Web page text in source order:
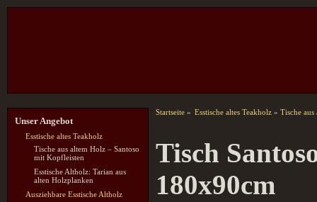
Unser Angebot
Esstische altes Teakholz
Tische aus altem Holz – Santoso
mit Kopfleisten
Esstische Altholz: Tarian aus
alten Holzplanken
Ausziehbare Esstische Altholz
Startseite » Esstische altes Teakholz » Tische
Tisch
180x90cm